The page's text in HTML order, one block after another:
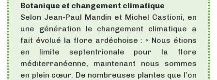
Botanique et changement climatique
Selon Jean-Paul Mandin et Michel Castioni, en
une génération le changement climatique a
fait évolué la flore ardéchoise : « Nous étions
en limite septentrionale pour la flore
méditerranéenne, maintenant nous sommes
en plein cœur. De nombreuses plantes que l’on